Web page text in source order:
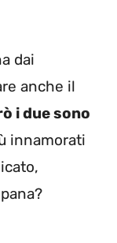
dai
anche il
i due sono
innamorati